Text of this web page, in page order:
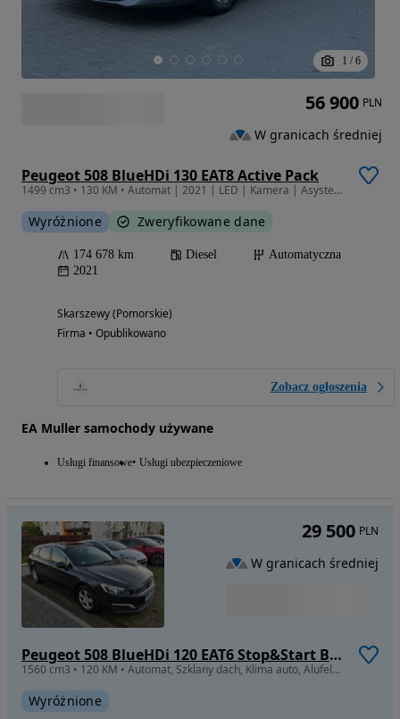
1 / 6
Peugeot 508 BlueHDi 130 EAT8 Active Pack
1499 cm3 • 130 KM • Automat | 2021 | LED | Kamera | Asystent pasa | Importowany
Wyróżnione Zweryfikowane dane
174 678 km Diesel
Automatyczna
2021
Skarszewy (Pomorskie)
Firma • Opublikowano
Zobacz ogłoszenia
EA Muller samochody używane
Usługi finansowe Usługi ubezpieczeniowe
56 900 PLN
W granicach średniej
Peugeot 508 BlueHDi 120 EAT6 Stop&Start Business-Line
1560 cm3 • 120 KM • Automat, Szklany dach, Klima auto, Alufelgi, Nawigacja, LED
Wyróżnione
29 500 PLN
W granicach średniej